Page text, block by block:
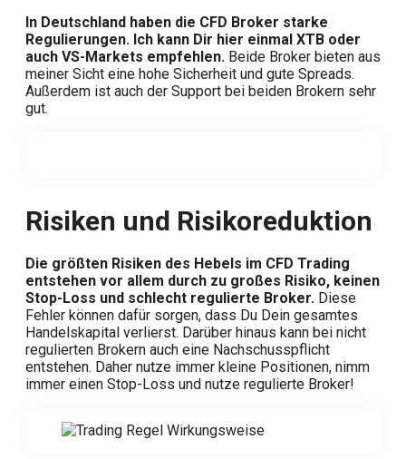
In Deutschland haben die CFD Broker starke
Regulierungen. Ich kann Dir hier einmal XTB oder
auch VS-Markets empfehlen. Beide Broker bieten aus
meiner Sicht eine hohe Sicherheit und gute Spreads.
Außerdem ist auch der Support bei beiden Brokern sehr
gut.
Risiken und Risikoreduktion
Die größten Risiken des Hebels im CFD Trading
entstehen vor allem durch zu großes Risiko, keinen
Stop-Loss und schlecht regulierte Broker. Diese
Fehler können dafür sorgen, dass Du Dein gesamtes
Handelskapital verlierst. Darüber hinaus kann bei nicht
regulierten Brokern auch eine Nachschusspflicht
entstehen. Daher nutze immer kleine Positionen, nimm
immer einen Stop-Loss und nutze regulierte Broker!